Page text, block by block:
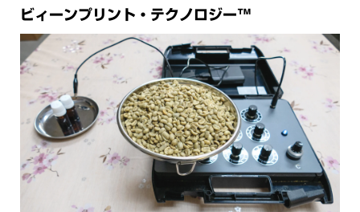
ビィーンプリント・テクノロジー™︎